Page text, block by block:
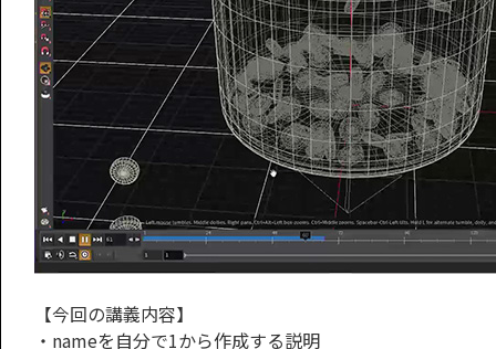
【今回の講義内容】
・nameを自分で1から作成する説明